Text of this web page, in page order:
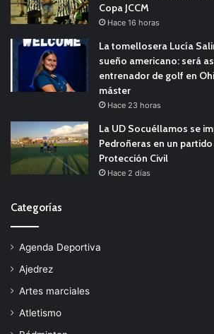
Copa JCCM
Hace 16 horas
La tomellosera Lucía
sueño americano: será
entrenador de golf en
máster
Hace 23 horas
La UD Socuéllamos se
Pedroñeras en un
Protección Civil
Hace 2 días
Categorías
Agenda Deportiva
Ajedrez
Artes marciales
Atletismo